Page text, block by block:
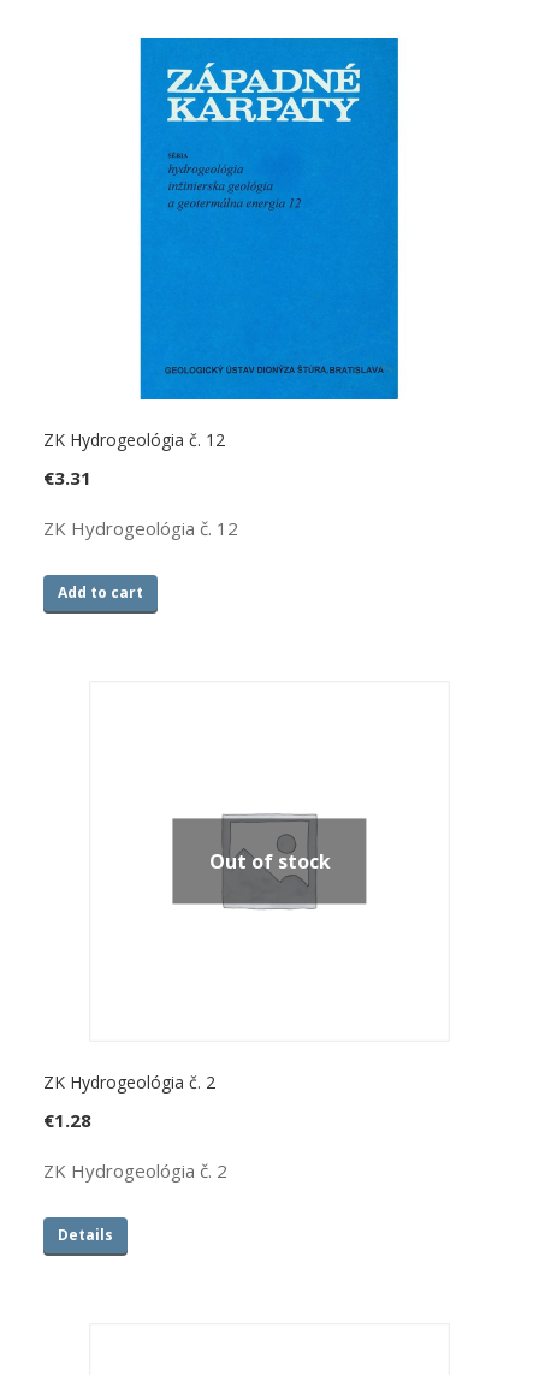
ZK Hydrogeológia č. 12
€3.31
ZK Hydrogeológia č. 12
Add to cart
Out of stock
ZK Hydrogeológia č. 2
€1.28
ZK Hydrogeológia č. 2
Details